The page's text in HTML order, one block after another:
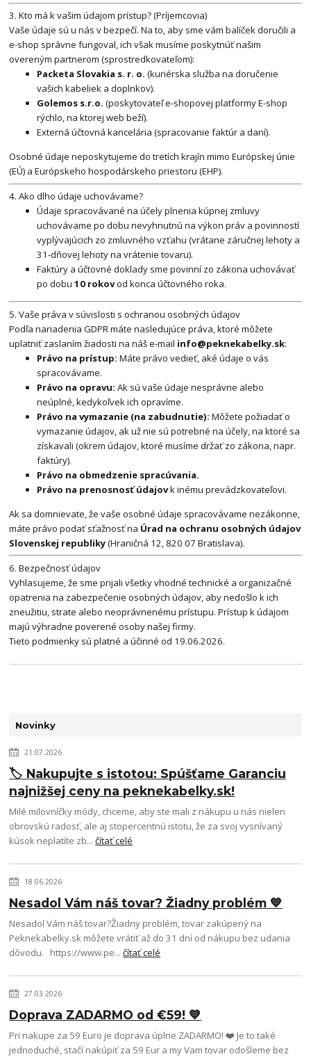
Novinky
21.07.2026
🏷️ Nakupujte s istotou: Spúšťame Garanciu
najnižšej ceny na peknekabelky.sk!
Milé milovníčky módy, chceme, aby ste mali z nákupu u nás nielen
obrovskú radosť, ale aj stopercentnú istotu, že za svoj vysnívaný
kúsok neplatíte zb...čítať celé
18.06.2026
Nesadol Vám náš tovar? Žiadny problém 💙
Nesadol Vám náš tovar?Žiadny problém, tovar zakúpený na
Peknekabelky.sk môžete vrátiť až do 31 dní od nákupu bez udania
dôvodu. https://www.pe...čítať celé
27.03.2026
Doprava ZADARMO od €59! 💙
Pri nakupe za 59 Euro je doprava úplne ZADARMO! ❤️ Je to také
jednoduché, stačí nakúpiť za 59 Eur a my Vam tovar odošleme bez
3. Kto má k vašim údajom prístup? (Príjemcovia)
Vaše údaje sú u nás v bezpečí. Na to, aby sme vám balíček doručili a
e-shop správne fungoval, ich však musíme poskytnúť našim
overeným partnerom (sprostredkovateľom):
Packeta Slovakia s. r. o. (kuriérska služba na doručenie
vašich kabeliek a doplnkov).
Golemos s.r.o. (poskytovateľ e-shopovej platformy E-shop
rýchlo, na ktorej web beží).
Externá účtovná kancelária (spracovanie faktúr a daní).
Osobné údaje neposkytujeme do tretích krajín mimo Európskej únie
(EÚ) a Európskeho hospodárskeho priestoru (EHP).
4. Ako dlho údaje uchovávame?
Údaje spracovávané na účely plnenia kúpnej zmluvy
uchovávame po dobu nevyhnutnú na výkon práv a povinností
vyplývajúcich zo zmluvného vzťahu (vrátane záručnej lehoty a
31-dňovej lehoty na vrátenie tovaru).
Faktúry a účtovné doklady sme povinní zo zákona uchovávať
po dobu10 rokovod konca účtovného roka.
5. Vaše práva v súvislosti s ochranou osobných údajov
Podľa nariadenia GDPR máte nasledujúce práva, ktoré môžete
uplatniť zaslaním žiadosti na náš e-mail info@peknekabelky.sk:
Právo na prístup: Máte právo vedieť, aké údaje o vás
spracovávame.
Právo na opravu: Ak sú vaše údaje nesprávne alebo
neúplné, kedykoľvek ich opravíme.
Právo na vymazanie (na zabudnutie): Môžete požiadať o
vymazanie údajov, ak už nie sú potrebné na účely, na ktoré sa
získavali (okrem údajov, ktoré musíme držať zo zákona, napr.
faktúry).
Právo na obmedzenie spracúvania.
Právo na prenosnosť údajovk inému prevádzkovateľovi.
Ak sa domnievate, že vaše osobné údaje spracovávame nezákonne,
máte právo podať sťažnosť na Úrad na ochranu osobných údajov
Slovenskej republiky(Hraničná 12, 820 07 Bratislava).
6. Bezpečnosť údajov
Vyhlasujeme, že sme prijali všetky vhodné technické a organizačné
opatrenia na zabezpečenie osobných údajov, aby nedošlo k ich
zneužitiu, strate alebo neoprávnenému prístupu. Prístup k údajom
majú výhradne poverené osoby našej firmy.
Tieto podmienky sú platné a účinné od 19.06.2026.